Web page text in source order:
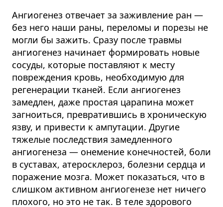
Ангиогенез отвечает за заживление ран —
без него наши раны, переломы и порезы не
могли бы зажить. Сразу после травмы
ангиогенез начинает формировать новые
сосуды, которые поставляют к месту
повреждения кровь, необходимую для
регенерации тканей. Если ангиогенез
замедлен, даже простая царапина может
загноиться, превратившись в хроническую
язву, и привести к ампутации. Другие
тяжелые последствия замедленного
ангиогенеза — онемение конечностей, боли
в суставах, атеросклероз, болезни сердца и
поражение мозга. Может показаться, что в
слишком активном ангиогенезе нет ничего
плохого, но это не так. В теле здорового